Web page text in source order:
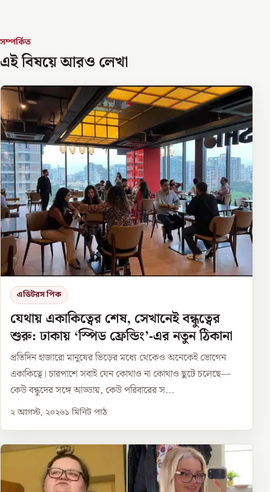
সম্পর্কিত
এই বিষয়ে আরও লেখা
এডিটরস পিক
যেথায় একাকিত্বের শেষ, সেখানেই বন্ধুত্বের
শুরু: ঢাকায় ‘স্পিড ফ্রেন্ডিং’-এর নতুন ঠিকানা
প্রতিদিন হাজারো মানুষের ভিড়ের মধ্যে থেকেও অনেকেই ভোগেন
একাকিত্বে। চারপাশে সবাই যেন কোথাও না কোথাও ছুটে চলেছে—
কেউ বন্ধুদের সঙ্গে আড্ডায়, কেউ পরিবারের স...
২ আগস্ট, ২০২৬১ মিনিট পাঠ